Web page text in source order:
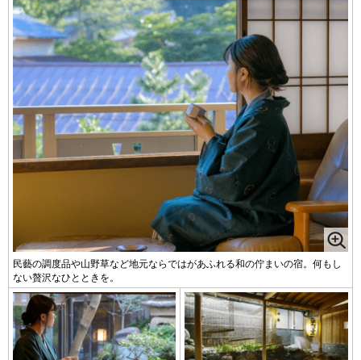
民藝の調度品や山野草など地元ならではがあふれる和の佇まいの宿。何もし
ない贅沢なひとときを。